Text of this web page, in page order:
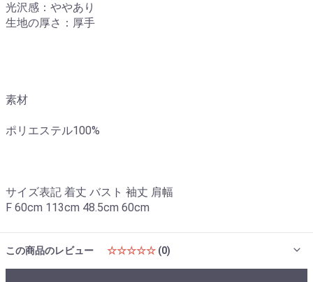
光沢感：ややあり
生地の厚さ：厚手
素材
ポリエステル100%
サイズ表記 着丈 バスト 袖丈 肩幅
F 60cm 113cm 48.5cm 60cm
この商品のレビュー ☆☆☆☆☆ (0)